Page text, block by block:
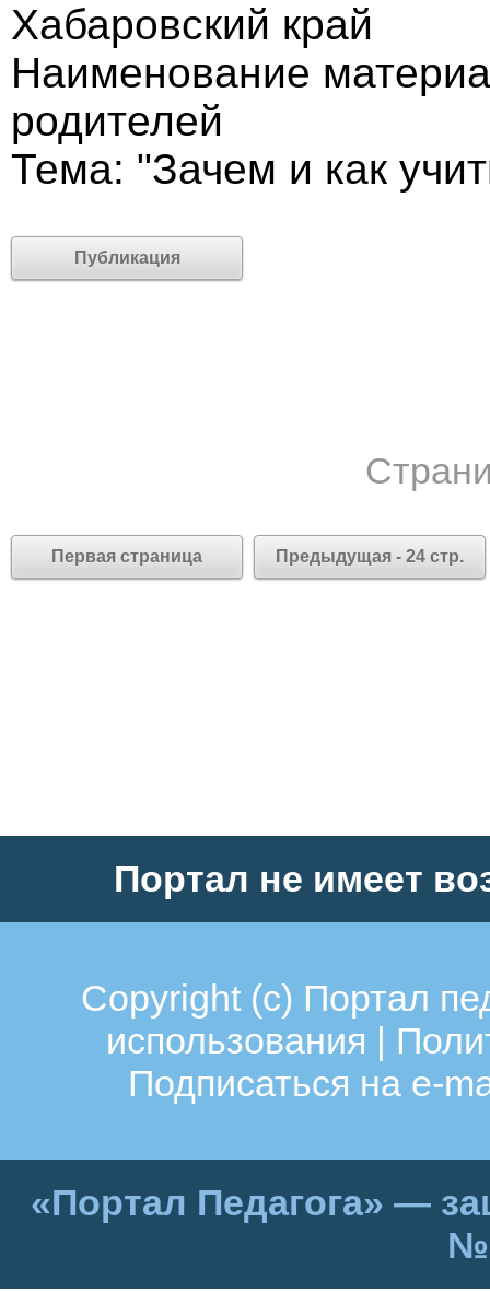
Хабаровский край
Наименование
родителей
Тема: "Зачем и как
Публикация
Первая страница Предыдущая - 24 стр.
Портал не имеет
Copyright (c) Портал
использования |
Подписаться на e-
«Портал Педагога» —